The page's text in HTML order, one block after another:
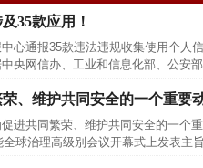
35款应用！
中心通报35款违法违规收集使用个
央网信办、工业和信息化部、公安
、维护共同安全的一个重要
进共同繁荣、维护共同安全的一
球治理高级别会议开幕式上发表主